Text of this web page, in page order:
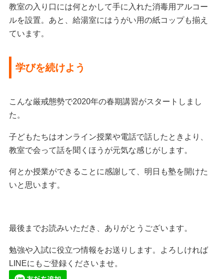
教室の入り口には何とかして手に入れた消毒用アルコー
ルを設置。あと、給湯室にはうがい用の紙コップも揃え
ています。
学びを続けよう
こんな厳戒態勢で2020年の春期講習がスタートしまし
た。
子どもたちはオンライン授業や電話で話したときより、
教室で会って話を聞くほうが元気な感じがします。
何とか授業ができることに感謝して、明日も塾を開けた
いと思います。
最後までお読みいただき、ありがとうございます。
勉強や入試に役立つ情報をお送りします。よろしければ
LINEにもご登録くださいませ。